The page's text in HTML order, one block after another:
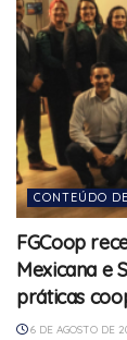
CONTEÚDO
FGCoop
Mexicana e
práticas
6 DE AGOSTO DE